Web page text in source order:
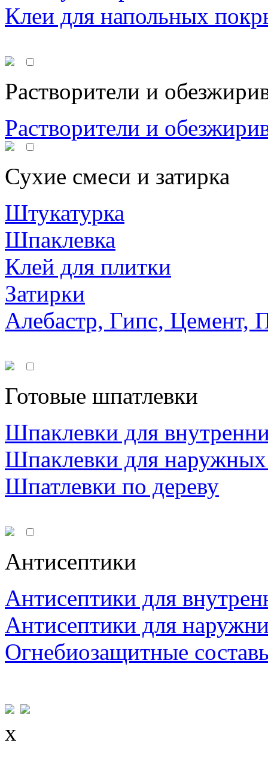
Клеи для напольных
Растворители и
Растворители и
Сухие смеси и затирка
Штукатурка
Шпаклевка
Клей для плитки
Затирки
Алебастр, Гипс, Цемент,
Готовые шпатлевки
Шпаклевки для
Шпаклевки для наружных
Шпатлевки по дереву
Антисептики
Антисептики для
Антисептики для
Огнебиозащитные
x